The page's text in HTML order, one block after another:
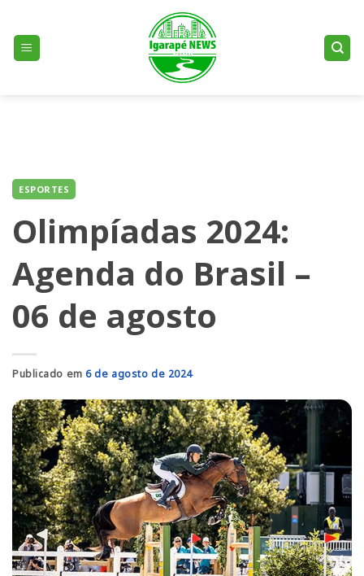
content
ESPORTES
Olimpíadas 2024:
Agenda do Brasil –
06 de agosto
Publicado em6 de agosto de 2024